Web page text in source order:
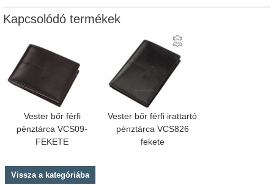
Kapcsolódó termékek
Vester bőr férfi
pénztárca VCS09-
FEKETE
Vester bőr férfi irattartó
pénztárca VCS826
fekete
Vissza a kategóriába